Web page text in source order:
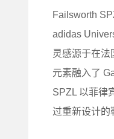
Failsworth
adidas
灵感源于在
元素融入了
SPZL 以菲律
过重新设计的